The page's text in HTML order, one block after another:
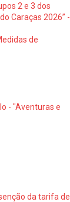
2 e 3 dos
Caraças 2026” -
de
- "Aventuras e
da tarifa de